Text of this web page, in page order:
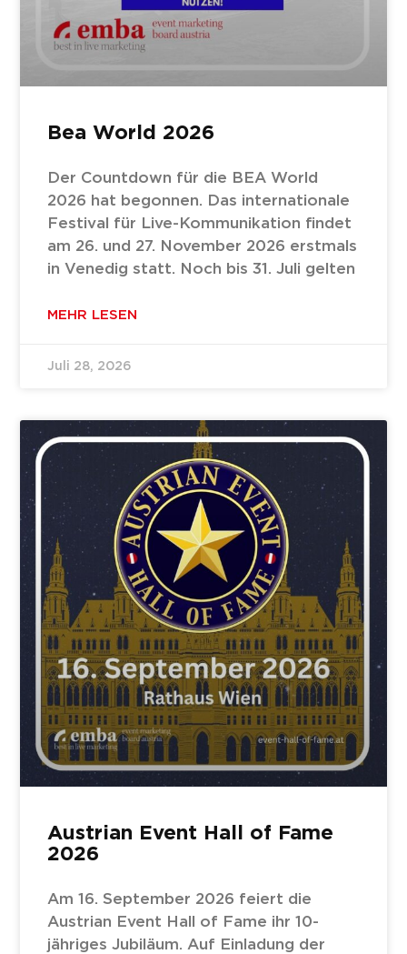
Bea World 2026
Der Countdown für die BEA World
2026 hat begonnen. Das internationale
Festival für Live-Kommunikation findet
am 26. und 27. November 2026 erstmals
in Venedig statt. Noch bis 31. Juli gelten
MEHR LESEN
Juli 28, 2026
Austrian Event Hall of Fame
2026
Am 16. September 2026 feiert die
Austrian Event Hall of Fame ihr 10-
jähriges Jubiläum. Auf Einladung der